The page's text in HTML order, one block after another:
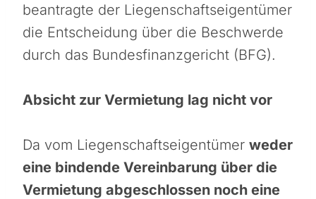
beantragte der Liegenschaftseigentümer
die Entscheidung über die Beschwerde
durch das Bundesfinanzgericht (BFG).
Absicht zur Vermietung lag nicht vor
Da vom Liegenschaftseigentümer weder
eine bindende Vereinbarung über die
Vermietung abgeschlossen noch eine